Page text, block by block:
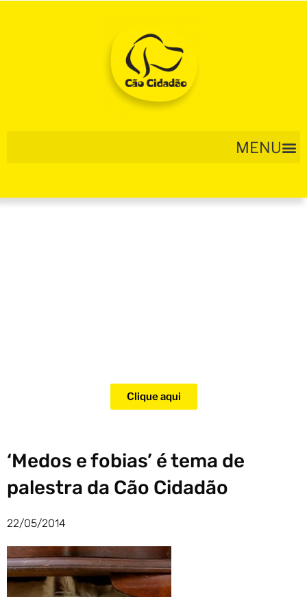
Clique aqui
‘Medos e fobias’ é tema de
palestra da Cão Cidadão
22/05/2014